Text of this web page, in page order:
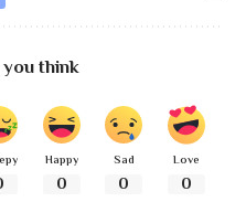
think?
Love
0
Sad
0
Happy
0